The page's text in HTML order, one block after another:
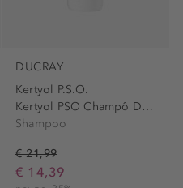
DUCRAY
Kertyol P.S.O.
Kertyol PSO Champô De...
Shampoo
€ 21,99
€ 14,39